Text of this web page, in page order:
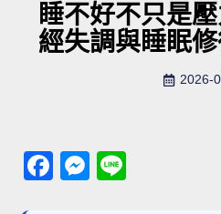
睡不好不只是
經失調與睡眠
2026-
Facebook
Messenger